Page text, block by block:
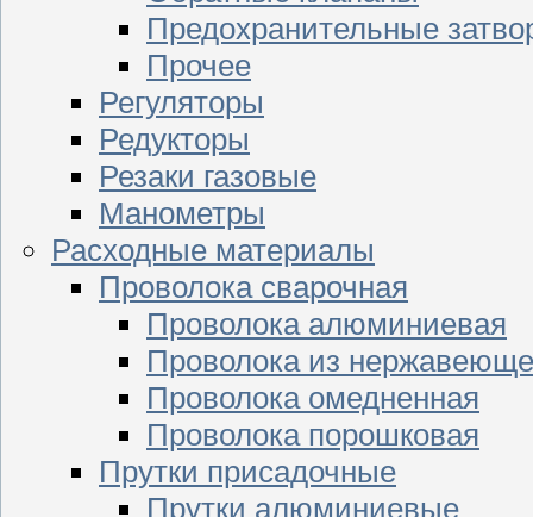
Предохранительные
Прочее
Регуляторы
Редукторы
Резаки газовые
Манометры
Расходные материалы
Проволока сварочная
Проволока алюминиевая
Проволока из
Проволока омедненная
Проволока порошковая
Прутки присадочные
Прутки алюминиевые